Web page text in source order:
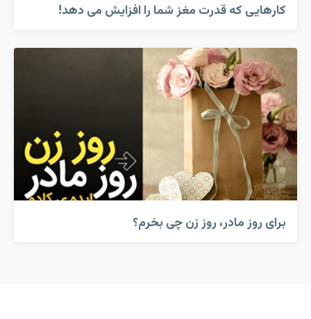
کارهایی که قدرت مغز شما را افزایش می دهد!
برای روز مادر، روز زن چی بخرم؟